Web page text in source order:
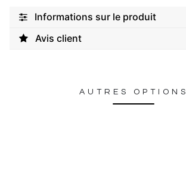
Informations sur le produit
Avis client
AUTRES OPTIONS